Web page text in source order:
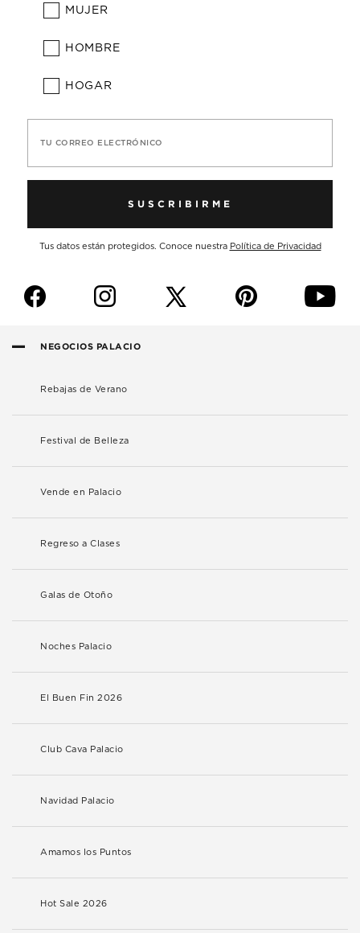
MUJER
HOMBRE
HOGAR
TU CORREO ELECTRÓNICO
SUSCRIBIRME
Tus datos están protegidos. Conoce nuestra Política de Privacidad
f i p y
NEGOCIOS PALACIO
Rebajas de Verano
Festival de Belleza
Vende en Palacio
Regreso a Clases
Galas de Otoño
Noches Palacio
El Buen Fin 2026
Club Cava Palacio
Navidad Palacio
Amamos los Puntos
Hot Sale 2026